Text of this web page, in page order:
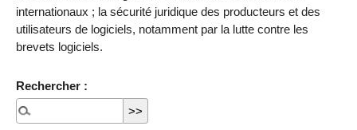
internationaux ; la sécurité juridique des producteurs et des
utilisateurs de logiciels, notamment par la lutte contre les
brevets logiciels.
Rechercher :